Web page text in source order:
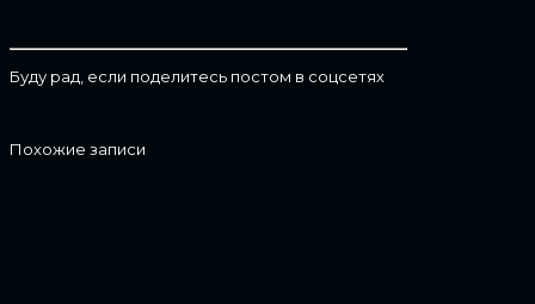
Буду рад, если поделитесь постом в соцсетях
Похожие записи